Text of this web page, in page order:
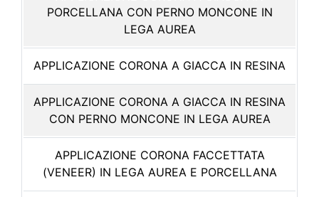
PORCELLANA CON PERNO MONCONE IN
LEGA AUREA
APPLICAZIONE CORONA A GIACCA IN RESINA
APPLICAZIONE CORONA A GIACCA IN RESINA
CON PERNO MONCONE IN LEGA AUREA
APPLICAZIONE CORONA FACCETTATA
(VENEER) IN LEGA AUREA E PORCELLANA